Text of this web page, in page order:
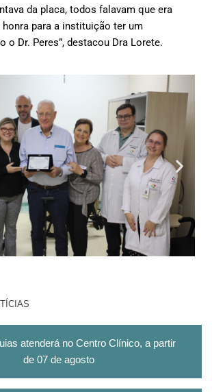
da placa, todos falavam que era
honra para a instituição ter um
o Dr. Peres”, destacou Dra Lorete.
atenderá no Centro Clínico, a partir
de 07 de agosto